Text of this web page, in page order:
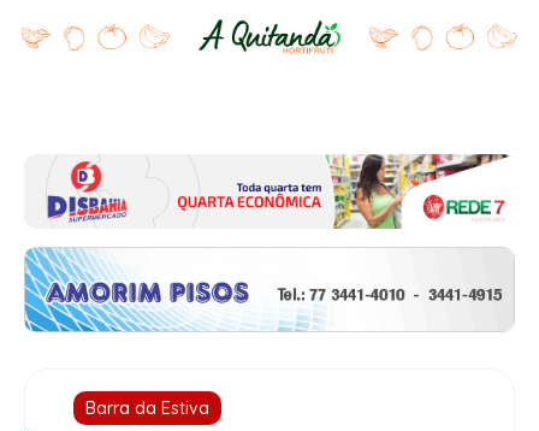
Barra da Estiva